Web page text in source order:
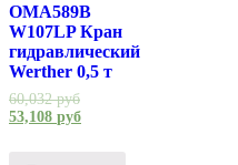
OMA589B
W107LP Кран
гидравлический
Werther 0,5 т
60,032руб
53,108 руб